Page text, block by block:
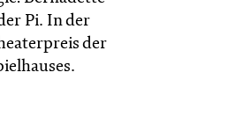
Pi. In der
der